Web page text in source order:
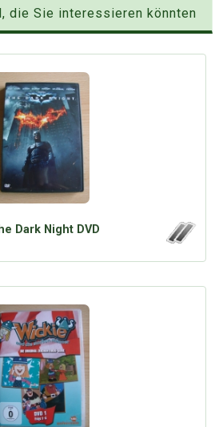
die Sie interessieren könnten
Dark Night DVD